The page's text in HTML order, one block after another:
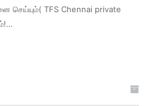
செய்யும்( TFS Chennai private